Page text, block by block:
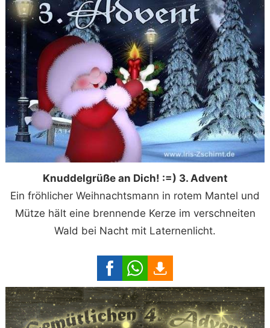
Knuddelgrüße an Dich! :=) 3. Advent
Ein fröhlicher Weihnachtsmann in rotem Mantel und
Mütze hält eine brennende Kerze im verschneiten
Wald bei Nacht mit Laternenlicht.